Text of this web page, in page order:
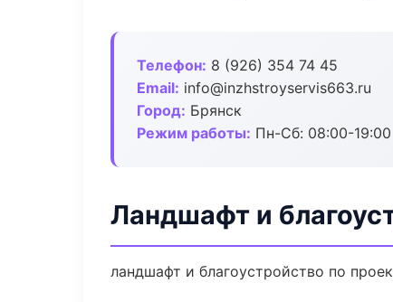
Телефон: 8 (926) 354 74 45
Email: info@inzhstroyservis663.ru
Город: Брянск
Режим работы: Пн-Сб: 08:00-19:00
Ландшафт и
ландшафт и благоустройство по